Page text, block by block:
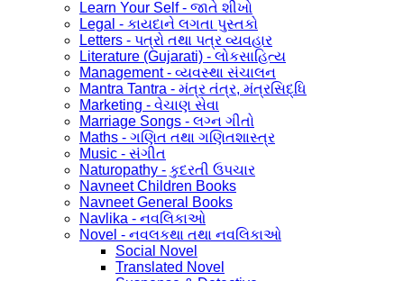
Learn Your Self - જાતે શીખો
Legal - કાયદાને લગતા પુસ્તકો
Letters - પત્રો તથા પત્ર વ્યવહાર
Literature (Gujarati) - લોકસાહિત્ય
Management - વ્યવસ્થા સંચાલન
Mantra Tantra - મંત્ર તંત્ર, મંત્રસિદ્ધિ
Marketing - વેચાણ સેવા
Marriage Songs - લગ્ન ગીતો
Maths - ગણિત તથા ગણિતશાસ્ત્ર
Music - સંગીત
Naturopathy - કુદરતી ઉપચાર
Navneet Children Books
Navneet General Books
Navlika - નવલિકાઓ
Novel - નવલકથા તથા નવલિકાઓ
Social Novel
Translated Novel